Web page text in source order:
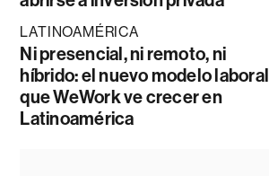
LATINOAMÉRICA
Ni presencial, ni remoto, ni
híbrido: el nuevo modelo laboral
que WeWork ve crecer en
Latinoamérica